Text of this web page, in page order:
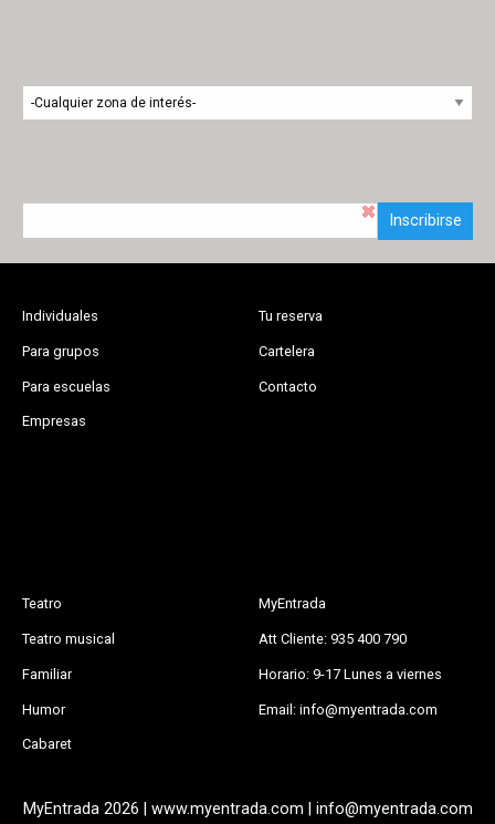
Inscribirse
Individuales
Para grupos
Para escuelas
Empresas
Tu reserva
Cartelera
Contacto
Teatro
Teatro musical
Familiar
Humor
Cabaret
MyEntrada
Att Cliente: 935 400 790
Horario: 9-17 Lunes a viernes
Email: info@myentrada.com
MyEntrada 2026 | www.myentrada.com | info@myentrada.com